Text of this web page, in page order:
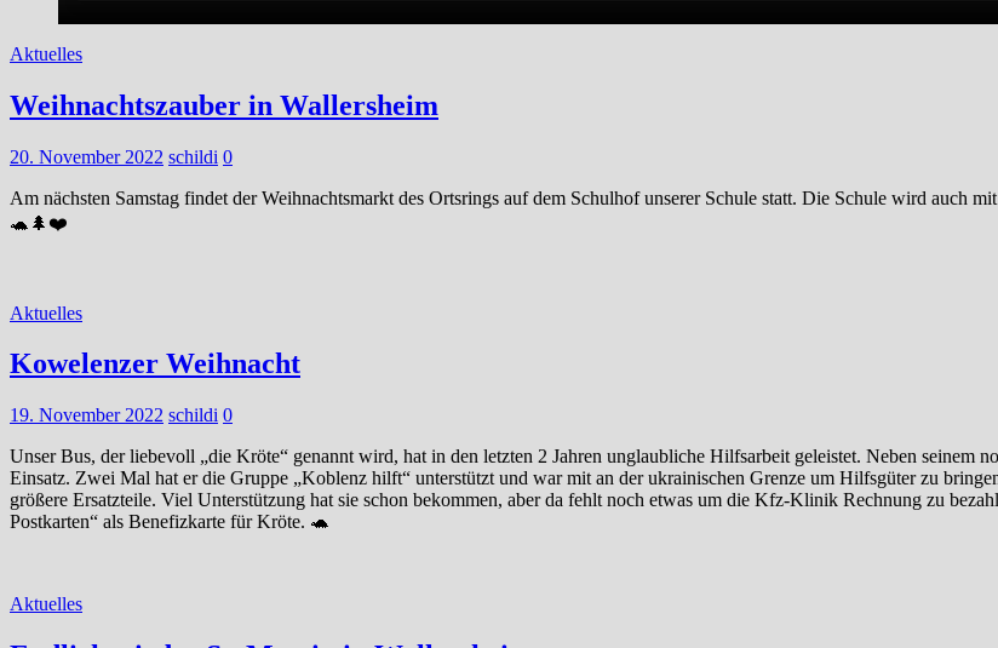
Aktuelles
Weihnachtszauber in Wallersheim
20. November 2022 schildi 0
Am nächsten Samstag findet der Weihnachtsmarkt des Ortsrings auf dem Schulhof unserer Schule statt. Die Schule wird auch
🐢🌲❤️
Aktuelles
Kowelenzer Weihnacht
19. November 2022 schildi 0
Unser Bus, der liebevoll „die Kröte“ genannt wird, hat in den letzten 2 Jahren unglaubliche Hilfsarbeit geleistet. Neben seinem
Einsatz. Zwei Mal hat er die Gruppe „Koblenz hilft“ unterstützt und war mit an der ukrainischen Grenze um Hilfsgüter zu
größere Ersatzteile. Viel Unterstützung hat sie schon bekommen, aber da fehlt noch etwas um die Kfz-Klinik Rechnung zu
Postkarten“ als Benefizkarte für Kröte. 🐢
Aktuelles